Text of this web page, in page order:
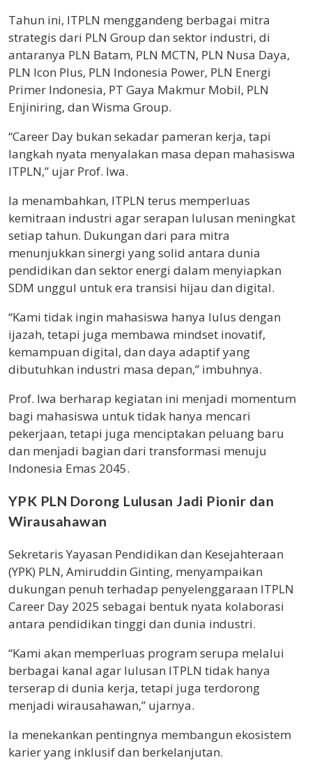
Tahun ini, ITPLN menggandeng berbagai mitra
strategis dari PLN Group dan sektor industri, di
antaranya PLN Batam, PLN MCTN, PLN Nusa Daya,
PLN Icon Plus, PLN Indonesia Power, PLN Energi
Primer Indonesia, PT Gaya Makmur Mobil, PLN
Enjiniring, dan Wisma Group.
“Career Day bukan sekadar pameran kerja, tapi
langkah nyata menyalakan masa depan mahasiswa
ITPLN,” ujar Prof. Iwa.
Ia menambahkan, ITPLN terus memperluas
kemitraan industri agar serapan lulusan meningkat
setiap tahun. Dukungan dari para mitra
menunjukkan sinergi yang solid antara dunia
pendidikan dan sektor energi dalam menyiapkan
SDM unggul untuk era transisi hijau dan digital.
“Kami tidak ingin mahasiswa hanya lulus dengan
ijazah, tetapi juga membawa mindset inovatif,
kemampuan digital, dan daya adaptif yang
dibutuhkan industri masa depan,” imbuhnya.
Prof. Iwa berharap kegiatan ini menjadi momentum
bagi mahasiswa untuk tidak hanya mencari
pekerjaan, tetapi juga menciptakan peluang baru
dan menjadi bagian dari transformasi menuju
Indonesia Emas 2045.
YPK PLN Dorong Lulusan Jadi Pionir dan
Wirausahawan
Sekretaris Yayasan Pendidikan dan Kesejahteraan
(YPK) PLN, Amiruddin Ginting, menyampaikan
dukungan penuh terhadap penyelenggaraan ITPLN
Career Day 2025 sebagai bentuk nyata kolaborasi
antara pendidikan tinggi dan dunia industri.
“Kami akan memperluas program serupa melalui
berbagai kanal agar lulusan ITPLN tidak hanya
terserap di dunia kerja, tetapi juga terdorong
menjadi wirausahawan,” ujarnya.
Ia menekankan pentingnya membangun ekosistem
karier yang inklusif dan berkelanjutan.